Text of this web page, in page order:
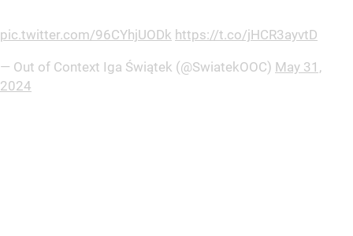
pic.twitter.com/96CYhjUODk https://t.co/jHCR3ayvtD
— Out of Context Iga Świątek (@SwiatekOOC) May 31,
2024